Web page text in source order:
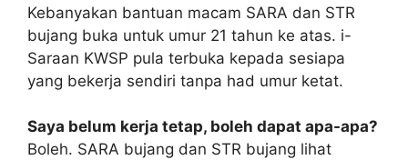
Kebanyakan bantuan macam SARA dan STR
bujang buka untuk umur 21 tahun ke atas. i-
Saraan KWSP pula terbuka kepada sesiapa
yang bekerja sendiri tanpa had umur ketat.
Saya belum kerja tetap, boleh dapat apa-apa?
Boleh. SARA bujang dan STR bujang lihat